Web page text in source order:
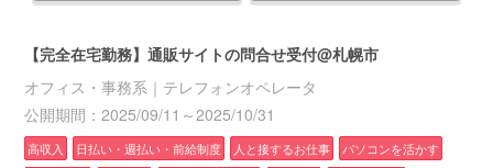
【完全在宅勤務】通販サイトの問合せ受付@札幌市
オフィス・事務系｜テレフォンオペレータ
公開期間：2025/09/11～2025/10/31
高収入 日払い・週払い・前給制度 人と接するお仕事
パソコンを活かす